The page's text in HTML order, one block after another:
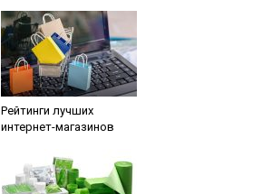
Рейтинги лучших
интернет-магазинов